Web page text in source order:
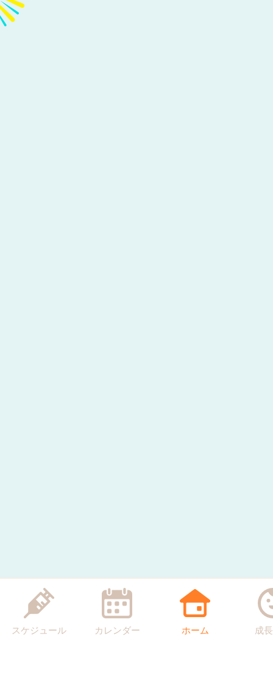
スケジュール カレンダー ホーム 成